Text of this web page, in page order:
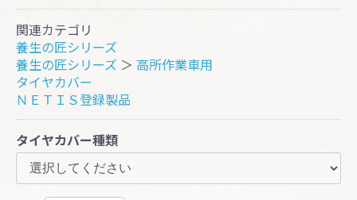
関連カテゴリ
養生の匠シリーズ
養生の匠シリーズ ＞ 高所作業車用
タイヤカバー
ＮＥＴＩＳ登録製品
タイヤカバー種類